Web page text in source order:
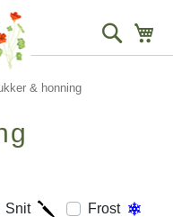
Søg
& honning
Snit
Frost